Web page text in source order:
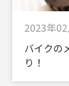
2023年
バイクの
り！